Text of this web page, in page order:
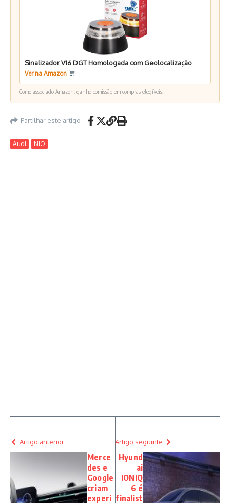
Sinalizador V16 DGT Homologada com Geolocalização
Ver na Amazon
Como associado Amazon, ganho comissão em compras elegíveis.
Partilhar este artigo
Audi NIO
Artigo anterior
Merce
des e
Google
criam
experi
Artigo seguinte
Hyund
ai
IONIQ
6 é
finalist